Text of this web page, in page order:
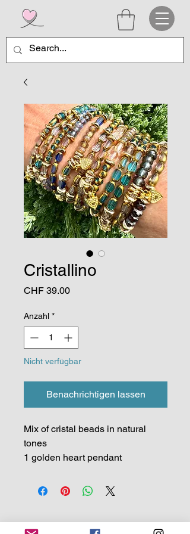
Cristallino
CHF 39.00Preis
Anzahl *
Nicht verfügbar
Benachrichtigen lassen
Mix of cristal beads in natural
tones
1 golden heart pendant